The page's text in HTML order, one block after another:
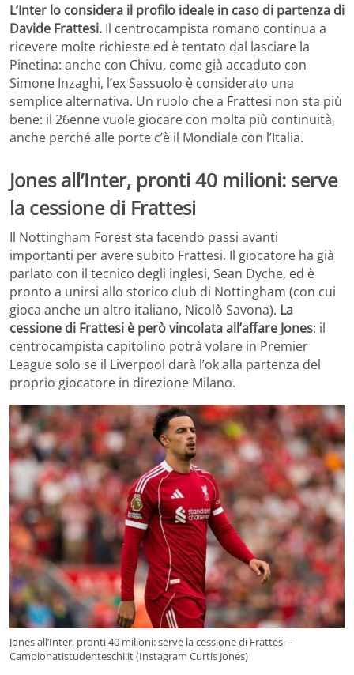
L’Inter lo considera il profilo ideale in caso di partenza di
Davide Frattesi. Il centrocampista romano continua a
ricevere molte richieste ed è tentato dal lasciare la
Pinetina: anche con Chivu, come già accaduto con
Simone Inzaghi, l’ex Sassuolo è considerato una
semplice alternativa. Un ruolo che a Frattesi non sta più
bene: il 26enne vuole giocare con molta più continuità,
anche perché alle porte c’è il Mondiale con l’Italia.
Jones all’Inter, pronti 40 milioni: serve
la cessione di Frattesi
Il Nottingham Forest sta facendo passi avanti
importanti per avere subito Frattesi. Il giocatore ha già
parlato con il tecnico degli inglesi, Sean Dyche, ed è
pronto a unirsi allo storico club di Nottingham (con cui
gioca anche un altro italiano, Nicolò Savona). La
cessione di Frattesi è però vincolata all’affare Jones: il
centrocampista capitolino potrà volare in Premier
League solo se il Liverpool darà l’ok alla partenza del
proprio giocatore in direzione Milano.
Jones all’Inter, pronti 40 milioni: serve la cessione di Frattesi –
Campionatistudenteschi.it (Instagram Curtis Jones)